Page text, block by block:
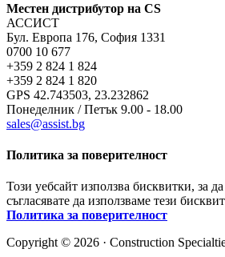
Местен дистрибутор на CS
АССИСТ
Бул. Европа 176, София 1331
0700 10 677
+359 2 824 1 824
+359 2 824 1 820
GPS 42.743503, 23.232862
Понеделник / Петък 9.00 - 18.00
sales@assist.bg
Политика за поверителност
Този уебсайт използва бисквитки, за
съгласявате да използваме тези
Политика за поверителност
Copyright © 2026 · Construction